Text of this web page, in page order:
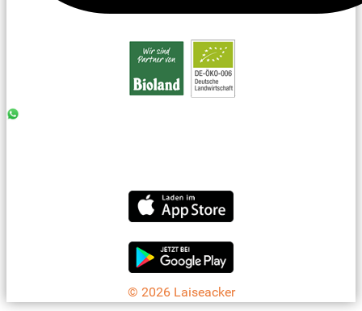
© 2026 Laiseacker